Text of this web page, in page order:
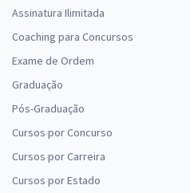
Assinatura Ilimitada
Coaching para Concursos
Exame de Ordem
Graduação
Pós-Graduação
Cursos por Concurso
Cursos por Carreira
Cursos por Estado